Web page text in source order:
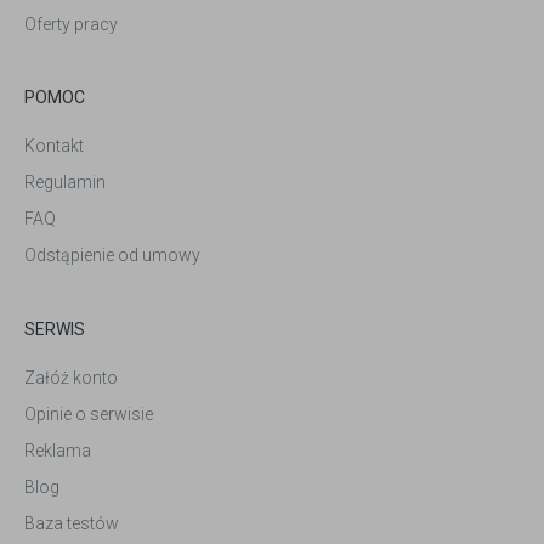
Oferty pracy
POMOC
Kontakt
Regulamin
FAQ
Odstąpienie od umowy
SERWIS
Załóż konto
Opinie o serwisie
Reklama
Blog
Baza testów